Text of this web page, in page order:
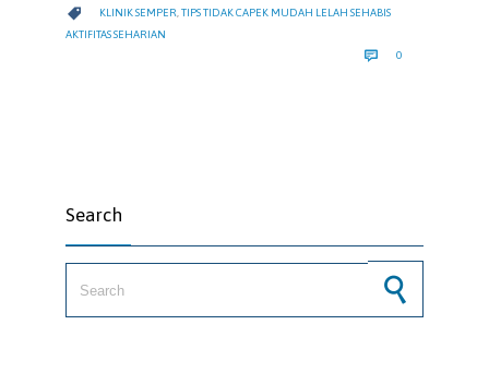
 CATEGORY
KLINIK SEMPER,TIPS TIDAK CAPEK MUDAH LELAH SEHABIS
AKTIFITAS SEHARIAN
 0
Search